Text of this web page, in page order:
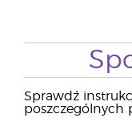
Sprawdź
poszczególnych